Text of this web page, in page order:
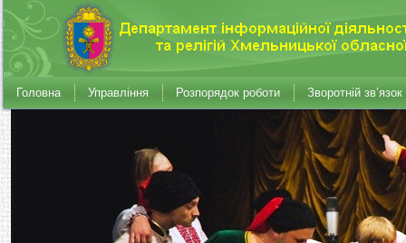
Головна Управління Розпорядок роботи Зворотній зв’язок